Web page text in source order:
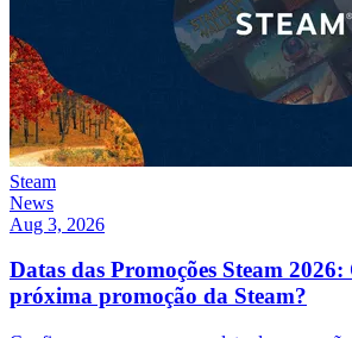
Steam
News
Aug 3, 2026
Datas das Promoções Steam
próxima promoção da Steam?